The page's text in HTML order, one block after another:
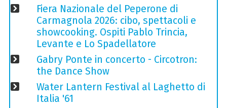
Fiera Nazionale del Peperone di
Carmagnola 2026: cibo, spettacoli e
showcooking. Ospiti Pablo Trincia,
Levante e Lo Spadellatore
Gabry Ponte in concerto - Circotron:
the Dance Show
Water Lantern Festival al Laghetto di
Italia '61